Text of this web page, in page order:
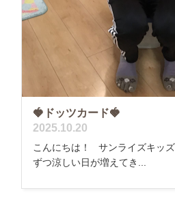
🍓ドッツカード🍓
2025.10.20
こんにちは！ サンライズキッ
ずつ涼しい日が増えてき...